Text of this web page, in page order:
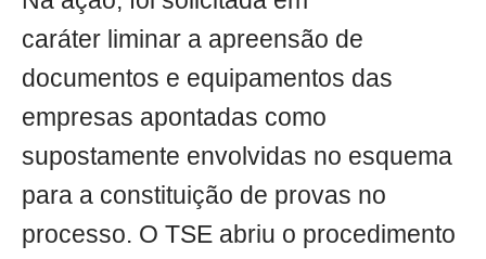
caráter liminar a apreensão de
documentos e equipamentos das
empresas apontadas como
supostamente envolvidas no esquema
para a constituição de provas no
processo. O TSE abriu o procedimento